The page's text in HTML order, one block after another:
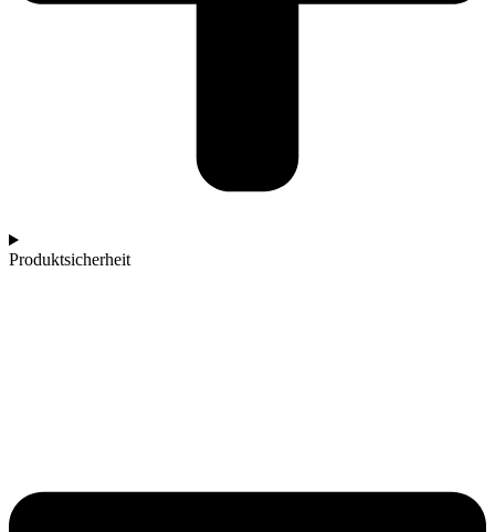
Produktsicherheit